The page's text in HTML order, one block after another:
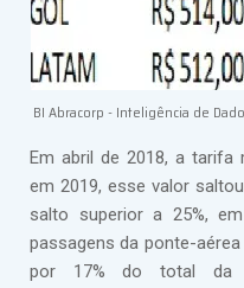
BI Abracorp - Inteligência de
Em abril de 2018, a tarifa
em 2019, esse valor
salto superior a 25%,
passagens da ponte-
por 17% do total da